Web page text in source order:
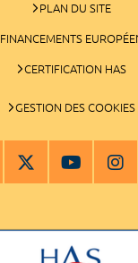
PLAN DU SITE
FINANCEMENTS
CERTIFICATION HAS
GESTION DES COOKIES